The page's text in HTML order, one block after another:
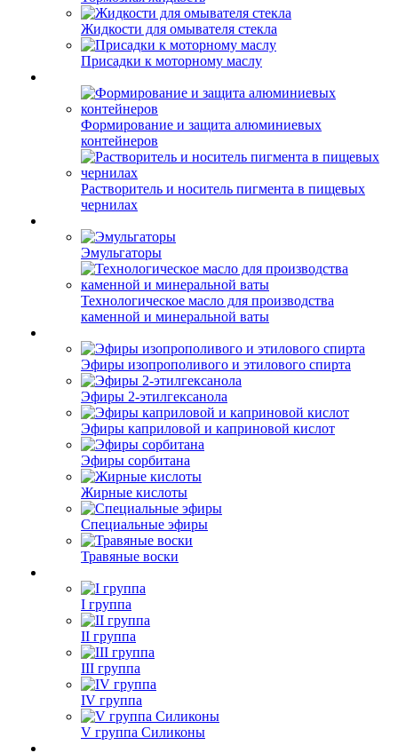
Жидкости для омывателя стекла
Присадки к моторному маслу
Формирование и защита алюминиевых
контейнеров
Растворитель и носитель пигмента в пищевых
чернилах
Эмульгаторы
Технологическое масло для производства
каменной и минеральной ваты
Эфиры изопрополивого и этилового спирта
Эфиры 2-этилгексанола
Эфиры каприловой и каприновой кислот
Эфиры сорбитана
Жирные кислоты
Специальные эфиры
Травяные воски
I группа
II группа
III группа
IV группа
V группа Силиконы